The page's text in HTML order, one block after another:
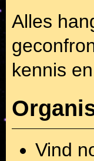
Alles
kennis
Vind